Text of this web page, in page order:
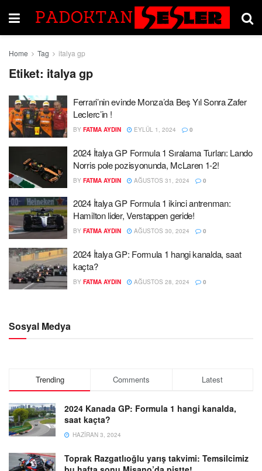
Home Tag italya gp
Etiket: italya gp
Ferrari’nin evinde Monza’da Beş Yıl Sonra Zafer
Leclerc’in !
BY FATMA AYDIN EYLÜL 1, 2024 0
2024 İtalya GP Formula 1 Sıralama Turları: Lando
Norris pole pozisyonunda, McLaren 1-2!
BY FATMA AYDIN AĞUSTOS 31, 2024 0
2024 İtalya GP Formula 1 ikinci antrenman:
Hamilton lider, Verstappen geride!
BY FATMA AYDIN AĞUSTOS 30, 2024 0
2024 İtalya GP: Formula 1 hangi kanalda, saat
kaçta?
BY FATMA AYDIN AĞUSTOS 28, 2024 0
Sosyal Medya
Trending Comments Latest
2024 Kanada GP: Formula 1 hangi kanalda,
saat kaçta?
HAZIRAN 3, 2024
Toprak Razgatlıoğlu yarış takvimi: Temsilcimiz